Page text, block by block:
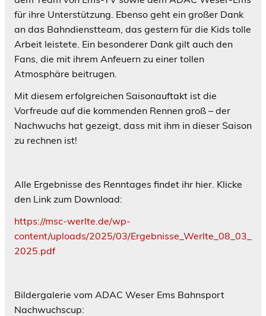
für ihre Unterstützung. Ebenso geht ein großer Dank
an das Bahndienstteam, das gestern für die Kids tolle
Arbeit leistete. Ein besonderer Dank gilt auch den
Fans, die mit ihrem Anfeuern zu einer tollen
Atmosphäre beitrugen.
Mit diesem erfolgreichen Saisonauftakt ist die
Vorfreude auf die kommenden Rennen groß – der
Nachwuchs hat gezeigt, dass mit ihm in dieser Saison
zu rechnen ist!
Alle Ergebnisse des Renntages findet ihr hier. Klicke
den Link zum Download:
https://msc-werlte.de/wp-
content/uploads/2025/03/Ergebnisse_Werlte_08_03_
2025.pdf
Bildergalerie vom ADAC Weser Ems Bahnsport
Nachwuchscup: